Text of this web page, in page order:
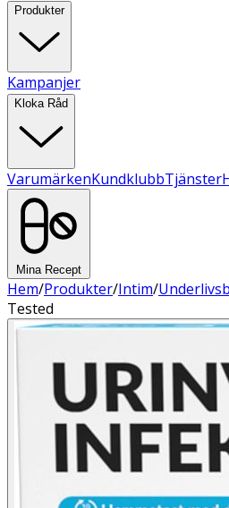
Produkter
Kampanjer
Kloka Råd
VarumärkenKundklubbTjänster
Mina Recept
Hem/Produkter/Intim/
Tested